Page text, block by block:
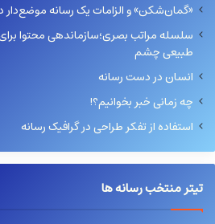
«گمان‌شکن» و الزامات یک رسانه موضع‌دار
سلسله مراتب بصری؛سازماندهی محتوا
طبیعی چشم
انسان در دست رسانه
چه زمانی خبر بخوانیم؟!
استفاده از تفکر طراحی در گرافیک رسانه
تیتر منتخب رسانه ها